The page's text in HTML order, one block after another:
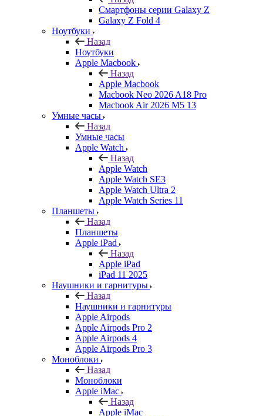
Смартфоны серии Galaxy Z
Galaxy Z Fold 4
Ноутбуки
Назад
Ноутбуки
Apple Macbook
Назад
Apple Macbook
Macbook Neo 2026 A18 Pro
Macbook Air 2026 M5 13
Умные часы
Назад
Умные часы
Apple Watch
Назад
Apple Watch
Apple Watch SE3
Apple Watch Ultra 2
Apple Watch Series 11
Планшеты
Назад
Планшеты
Apple iPad
Назад
Apple iPad
iPad 11 2025
Наушники и гарнитуры
Назад
Наушники и гарнитуры
Apple Airpods
Apple Airpods Pro 2
Apple Airpods 4
Apple Airpods Pro 3
Моноблоки
Назад
Моноблоки
Apple iMac
Назад
Apple iMac